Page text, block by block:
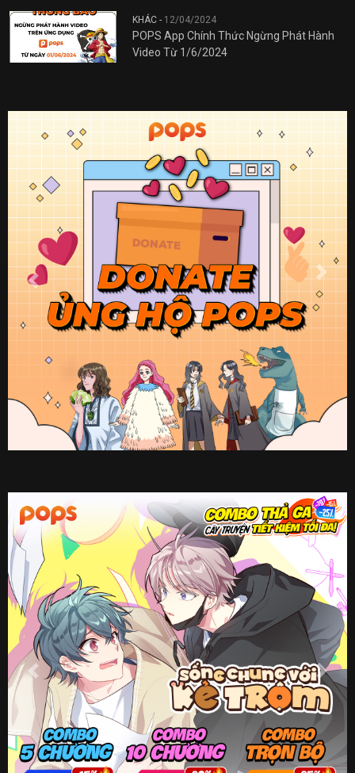
KHÁC - 12/04/2024
POPS App Chính Thức Ngừng Phát Hành
Video Từ 1/6/2024
Previous Next
Previous Next